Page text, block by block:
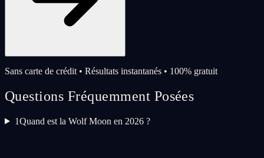
Sans carte de crédit • Résultats instantanés • 100% gratuit
Questions Fréquemment Posées
1Quand est la Wolf Moon en 2026 ?